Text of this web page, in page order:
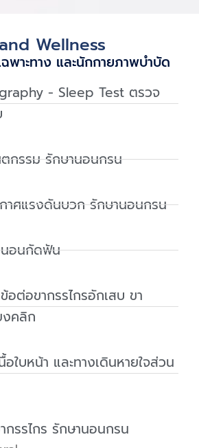
Wellness
พาะทาง และนักกายภาพบําบัด
- Sleep Test ตรวจ
กรรม รักษานอนกรน
าศแรงดันบวก รักษานอนกรน
นอนกัดฟัน
อต่อขากรรไกรอักเสบ ขา
งคลิก
อใบหน้า และทางเดินหายใจส่วน
กรรไกร รักษานอนกรน